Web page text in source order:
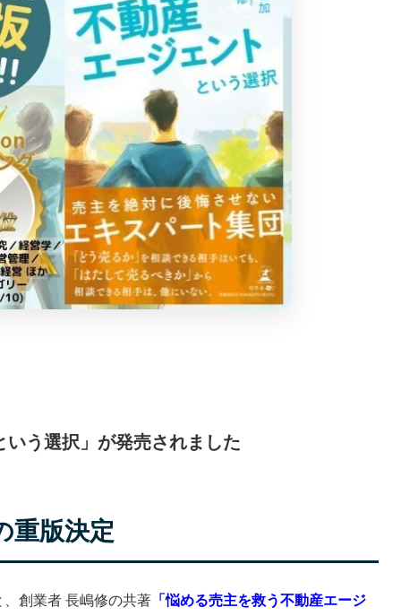
う選択」が発売されました
重版決定
創業者 長嶋修の共著 「悩める売主を救う不動産エージ